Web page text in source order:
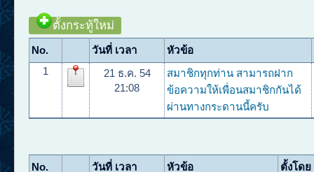
ตั้งกระทู้ใหม่
No. วันที่ เวลา
หัวข้อ
1
21 ธ.ค. 54
21:08
สมาชิกทุกท่าน สามารถฝาก
ข้อความให้เพื่อนสมาชิกกันได้
ผ่านทางกระดานนี้ครับ
No. วันที่ เวลา หัวข้อ
ตั้งโดย